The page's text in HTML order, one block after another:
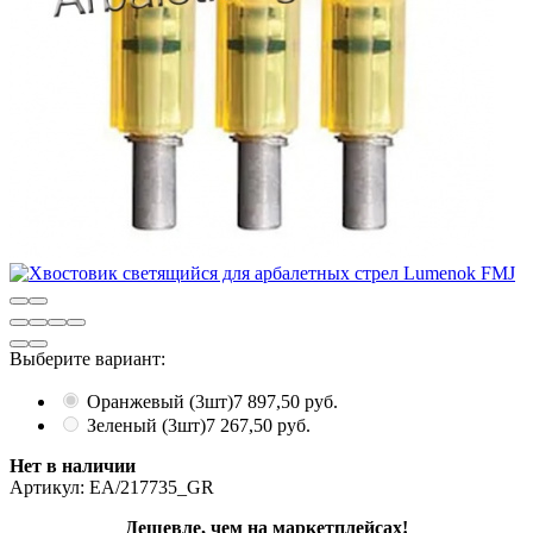
Выберите вариант:
Оранжевый (3шт)7 897,50 руб.
Зеленый (3шт)7 267,50 руб.
Нет в наличии
Артикул: EA/217735_GR
Дешевле, чем на маркетплейсах!